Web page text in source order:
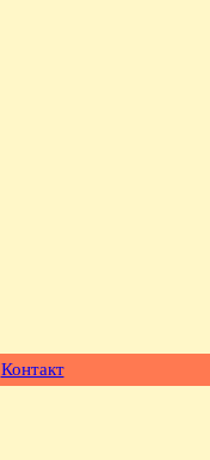
Контакт